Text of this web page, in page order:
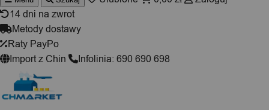
produktów
14 dni na zwrot
Metody dostawy
Raty PayPo
Import z Chin
Infolinia: 690 690 698